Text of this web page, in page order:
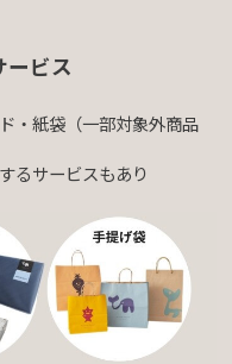
ービス
・紙袋（一部対象外商品
るサービスもあり